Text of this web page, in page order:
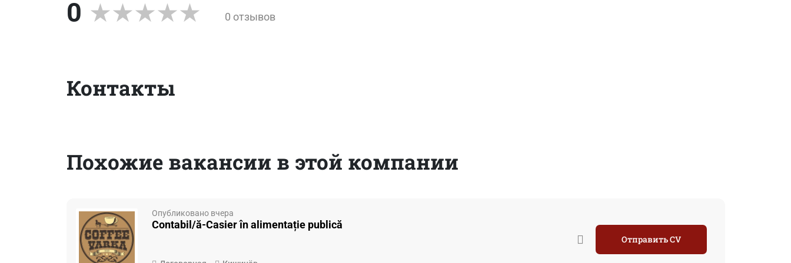
0 0 отзывов
Контакты
Похожие вакансии в этой компании
Опубликовано вчера
Contabil/ă-Casier în alimentație publică
Отправить CV